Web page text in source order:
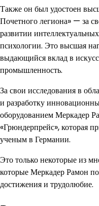
Также он был удостоен
Почетного легиона» — за
развитии
психологии. Это высшая
выдающийся вклад в
промышленность.
За свои исследования в
и разработку
оборудованием Меркадер
«Грюндерпрейс», которая
ученым в Германии.
Это только некоторые из
которые Меркадер Рамон
достижения и трудолюбие.